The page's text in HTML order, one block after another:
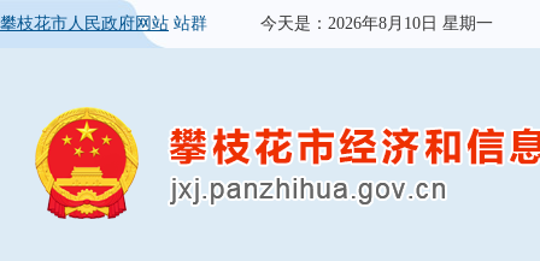
攀枝花市人民政府网站 站群 今天是： 2026年8月10日 星期一